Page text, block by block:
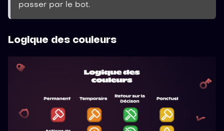
passer par le bot.
Logique des couleurs